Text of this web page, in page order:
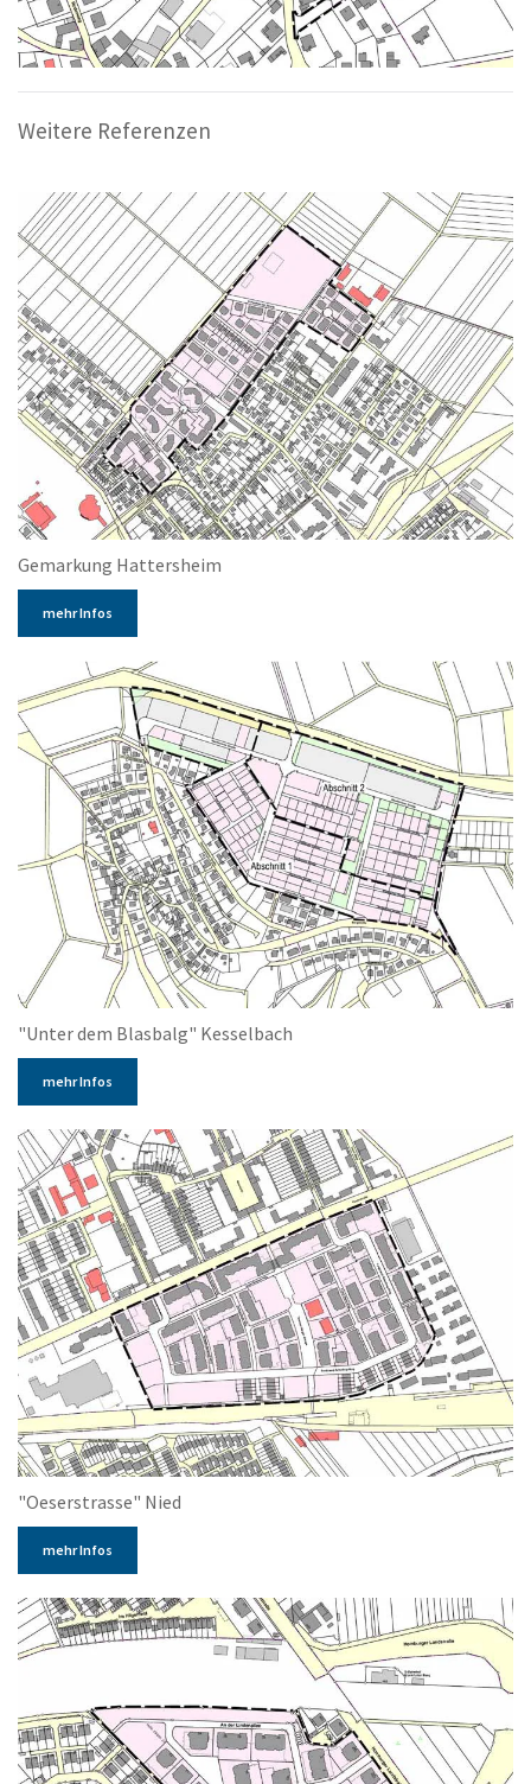
Weitere Referenzen
Gemarkung Hattersheim
mehr Infos
"Unter dem Blasbalg" Kesselbach
mehr Infos
"Oeserstrasse" Nied
mehr Infos